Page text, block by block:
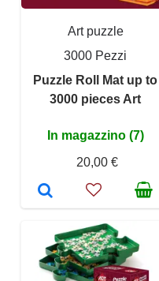
Art puzzle
3000 Pezzi
Puzzle Roll Mat up to
3000 pieces Art
In magazzino (7)
20,00 €